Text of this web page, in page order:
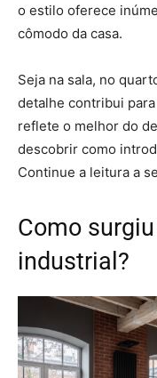
o estilo oferece
cômodo da casa.
Seja na sala, no
detalhe contribui
reflete o melhor do
descobrir como
Continue a leitura a
Como
industrial?